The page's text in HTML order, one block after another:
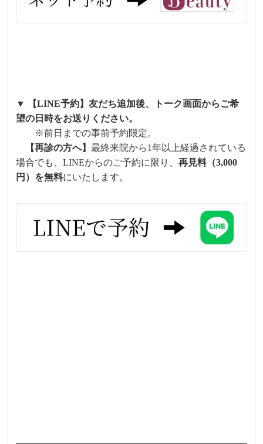
▼ 【LINE予約】友だち追加後、トーク画面からご希
望の日時をお送りください。
※前日までの事前予約限定。
【再診の方へ】最終来院から1年以上経過されている
場合でも、LINEからのご予約に限り、再見料（3,000
円）を無料にいたします。